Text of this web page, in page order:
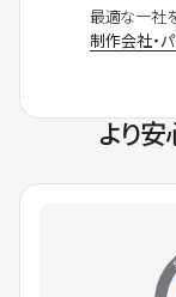
最適な一社
制作会社・
より安